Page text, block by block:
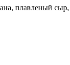
плавленый сыр,